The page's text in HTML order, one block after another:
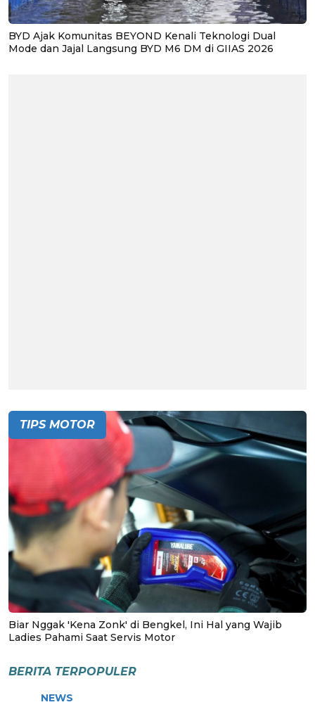
BYD Ajak Komunitas BEYOND Kenali Teknologi Dual
Mode dan Jajal Langsung BYD M6 DM di GIIAS 2026
TIPS MOTOR
Biar Nggak 'Kena Zonk' di Bengkel, Ini Hal yang Wajib
Ladies Pahami Saat Servis Motor
BERITA TERPOPULER
NEWS